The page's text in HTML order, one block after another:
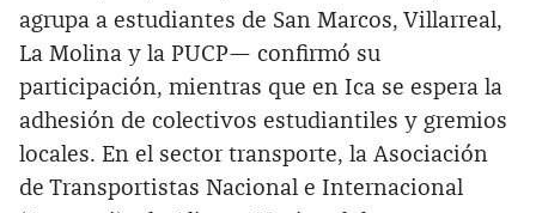
agrupa a estudiantes de San Marcos, Villarreal,
La Molina y la PUCP— confirmó su
participación, mientras que en Ica se espera la
adhesión de colectivos estudiantiles y gremios
locales. En el sector transporte, la Asociación
de Transportistas Nacional e Internacional